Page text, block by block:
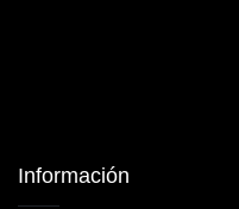
Información